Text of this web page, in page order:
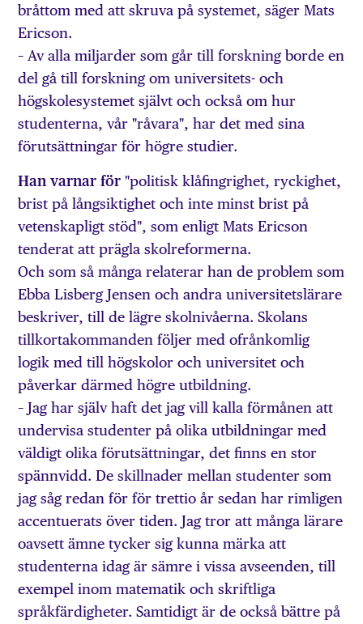
bråttom med att skruva på systemet, säger Mats
Ericson.
– Av alla miljarder som går till forskning borde en
del gå till forskning om universitets- och
högskolesystemet självt och också om hur
studenterna, vår "råvara", har det med sina
förutsättningar för högre studier.
Han varnar för "politisk klåfingrighet, ryckighet,
brist på långsiktighet och inte minst brist på
vetenskapligt stöd", som enligt Mats Ericson
tenderat att prägla skolreformerna.
Och som så många relaterar han de problem som
Ebba Lisberg Jensen och andra universitetslärare
beskriver, till de lägre skolnivåerna. Skolans
tillkortakommanden följer med ofrånkomlig
logik med till högskolor och universitet och
påverkar därmed högre utbildning.
– Jag har själv haft det jag vill kalla förmånen att
undervisa studenter på olika utbildningar med
väldigt olika förutsättningar, det finns en stor
spännvidd. De skillnader mellan studenter som
jag såg redan för för trettio år sedan har rimligen
accentuerats över tiden. Jag tror att många lärare
oavsett ämne tycker sig kunna märka att
studenterna idag är sämre i vissa avseenden, till
exempel inom matematik och skriftliga
språkfärdigheter. Samtidigt är de också bättre på